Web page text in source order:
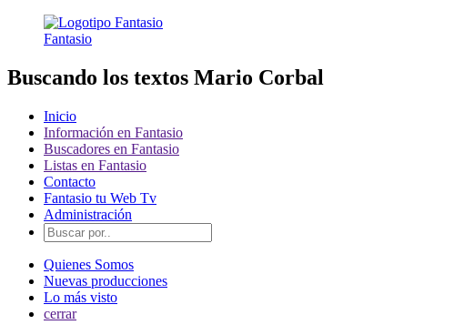
Fantasio
Buscando los textos Mario Corbal
Inicio
Información en Fantasio
Buscadores en Fantasio
Listas en Fantasio
Contacto
Fantasio tu Web Tv
Administración
Quienes Somos
Nuevas producciones
Lo más visto
cerrar